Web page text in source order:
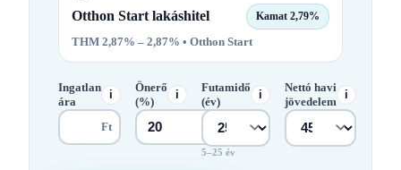
Otthon Start lakáshitel Kamat 2,79%
THM 2,87% – 2,87% • Otthon Start
Ingatlan
ára
i
Ft
Önerő
(%)
i
Futamidő
(év)
i
5–25 év
Nettó havi
jövedelem
i